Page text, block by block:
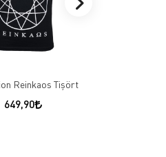
Reinkaos Tişört
649,90